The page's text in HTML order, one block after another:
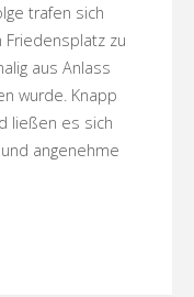
trafen sich
zu
aus Anlass
wurde. Knapp
ließen es sich
angenehme